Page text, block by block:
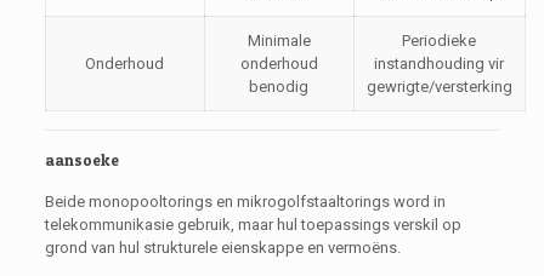
Onderhoud
Minimale
onderhoud
benodig
Periodieke
instandhouding vir
gewrigte/versterking
aansoeke
Beide monopooltorings en mikrogolfstaaltorings word in
telekommunikasie gebruik, maar hul toepassings verskil op
grond van hul strukturele eienskappe en vermoëns.